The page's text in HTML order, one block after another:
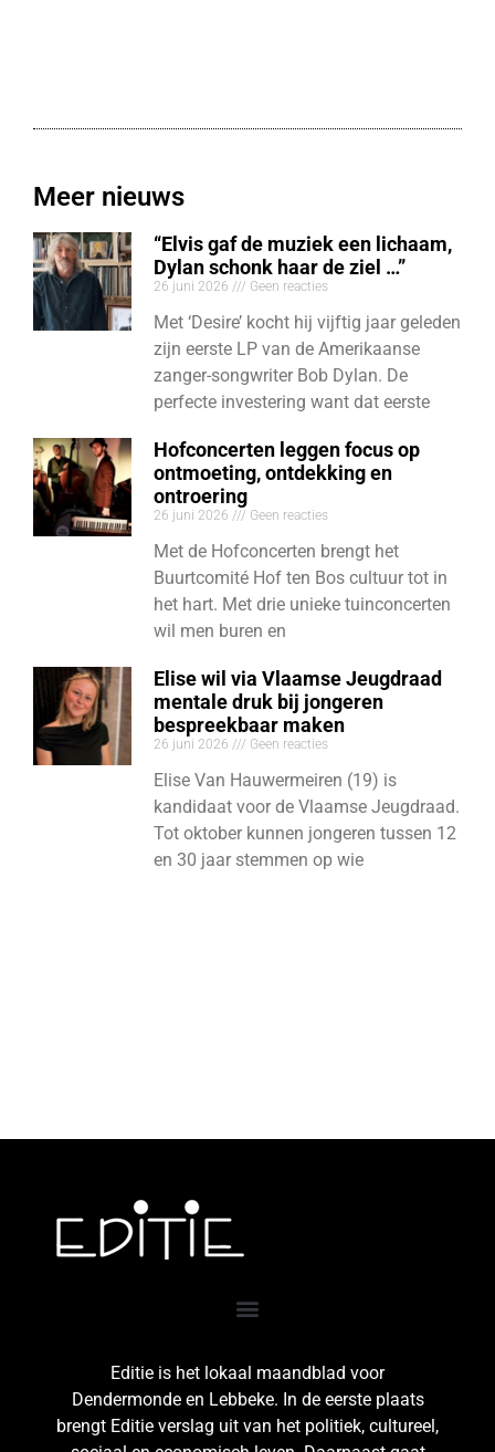
Meer nieuws
“Elvis gaf de muziek een lichaam,
Dylan schonk haar de ziel …”
26 juni 2026 Geen reacties
Met ‘Desire’ kocht hij vijftig jaar geleden
zijn eerste LP van de Amerikaanse
zanger-songwriter Bob Dylan. De
perfecte investering want dat eerste
Hofconcerten leggen focus op
ontmoeting, ontdekking en
ontroering
26 juni 2026 Geen reacties
Met de Hofconcerten brengt het
Buurtcomité Hof ten Bos cultuur tot in
het hart. Met drie unieke tuinconcerten
wil men buren en
Elise wil via Vlaamse Jeugdraad
mentale druk bij jongeren
bespreekbaar maken
26 juni 2026 Geen reacties
Elise Van Hauwermeiren (19) is
kandidaat voor de Vlaamse Jeugdraad.
Tot oktober kunnen jongeren tussen 12
en 30 jaar stemmen op wie
Editie is het lokaal maandblad voor
Dendermonde en Lebbeke. In de eerste plaats
brengt Editie verslag uit van het politiek, cultureel,